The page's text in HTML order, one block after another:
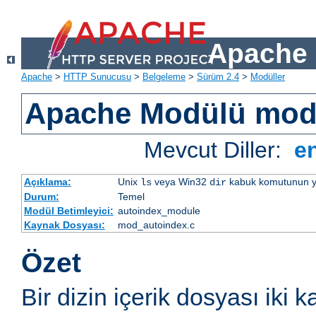
Apache
Apache > HTTP Sunucusu > Belgeleme > Sürüm 2.4 > Modüller
Apache Modülü
Mevcut Diller:
Açıklama: Unix lsveya Win32 dirkabuk komutunun
Durum:
Temel
Modül Betimleyici: autoindex_module
Kaynak Dosyası:
mod_autoindex.c
Özet
Bir dizin içerik dosyası iki